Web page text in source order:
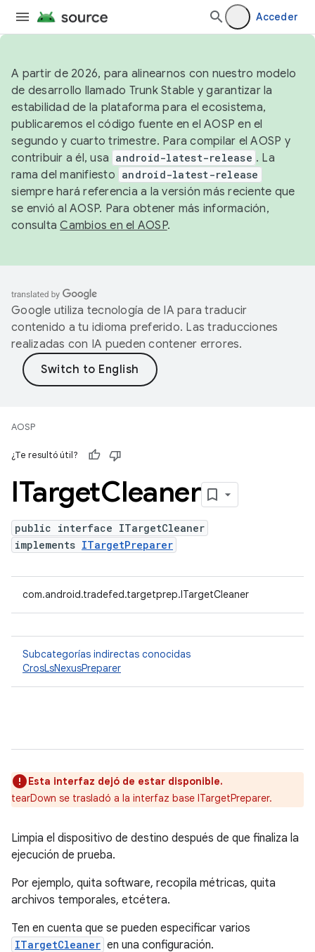
Acceder
A partir de 2026, para alinearnos con nuestro modelo
de desarrollo llamado Trunk Stable y garantizar la
estabilidad de la plataforma para el ecosistema,
publicaremos el código fuente en el AOSP en el
segundo y cuarto trimestre. Para compilar el AOSP y
contribuir a él, usa android-latest-release . La
rama del manifiesto android-latest-release
siempre hará referencia a la versión más reciente que
se envió al AOSP. Para obtener más información,
consultaCambios en el AOSP.
Google utiliza tecnología de IA para traducir
contenido a tu idioma preferido. Las traducciones
realizadas con IA pueden contener errores.
AOSP
¿Te resultó útil?
ITargetCleaner
public interface ITargetCleaner
implements ITargetPreparer
com.android.tradefed.targetprep.ITargetCleaner
Subcategorías indirectas conocidas
CrosLsNexusPreparer
Esta interfaz dejó de estar disponible.
tearDown se trasladó a la interfaz base ITargetPreparer.
Limpia el dispositivo de destino después de que finaliza la
ejecución de prueba.
Por ejemplo, quita software, recopila métricas, quita
archivos temporales, etcétera.
Ten en cuenta que se pueden especificar varios
ITargetCleaner en una configuración.